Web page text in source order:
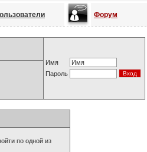
Форум
Имя
Пароль
по одной из